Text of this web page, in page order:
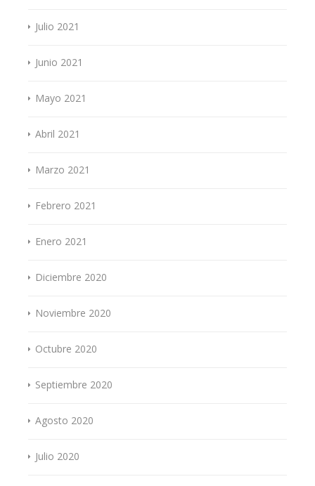
Julio 2021
Junio 2021
Mayo 2021
Abril 2021
Marzo 2021
Febrero 2021
Enero 2021
Diciembre 2020
Noviembre 2020
Octubre 2020
Septiembre 2020
Agosto 2020
Julio 2020